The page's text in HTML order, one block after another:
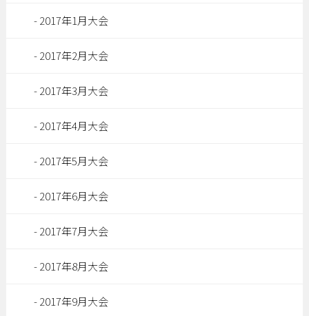
2017年1月大会
2017年2月大会
2017年3月大会
2017年4月大会
2017年5月大会
2017年6月大会
2017年7月大会
2017年8月大会
2017年9月大会